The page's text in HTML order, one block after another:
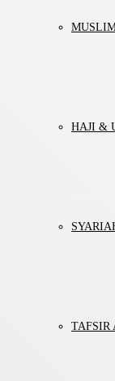
HAJI &
TAFSIR